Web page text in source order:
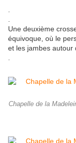
Une deuxième
équivoque, où le
et les jambes autour
Chapelle de la